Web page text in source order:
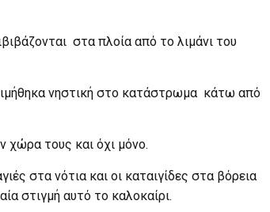
στα πλοία από το λιμάνι του
νηστική στο κατάστρωμα κάτω από
χώρα τους και όχι μόνο.
στα νότια και οι καταιγίδες στα βόρεια
στιγμή αυτό το καλοκαίρι.